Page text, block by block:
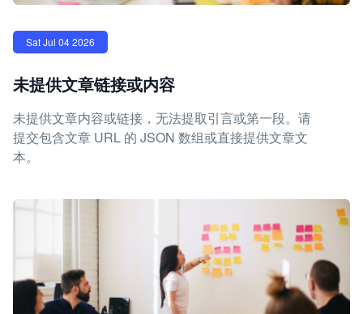
Sat Jul 04 2026
未提供文章链接或内容
未提供文章内容或链接，无法提取引言或第一段。请
提交包含文章 URL 的 JSON 数组或直接提供文章文
本。